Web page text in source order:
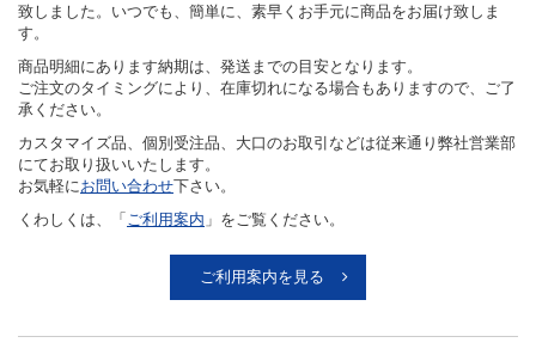
致しました。いつでも、簡単に、素早くお手元に商品をお届け致しま
す。
商品明細にあります納期は、発送までの目安となります。
ご注文のタイミングにより、在庫切れになる場合もありますので、ご了
承ください。
カスタマイズ品、個別受注品、大口のお取引などは従来通り弊社営業部
にてお取り扱いいたします。
お気軽に お問い合わせ下さい。
くわしくは、「 ご利用案内 」をご覧ください。
ご利用案内を見る